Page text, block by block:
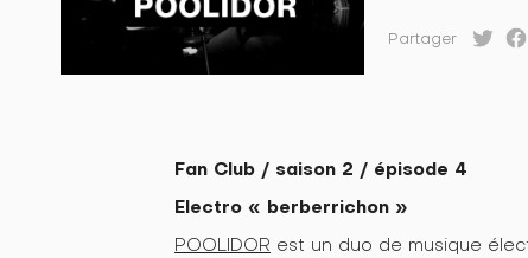
Partager
Fan Club / saison 2 / épisode 4
Electro « berberrichon »
POOLIDOR est un duo de musique